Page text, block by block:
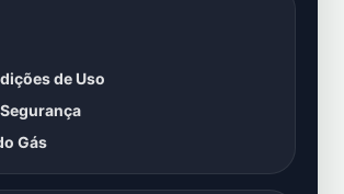
de Uso
Gás